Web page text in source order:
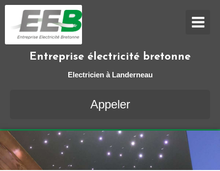
Entreprise électricité bretonne
Electricien à Landerneau
Appeler